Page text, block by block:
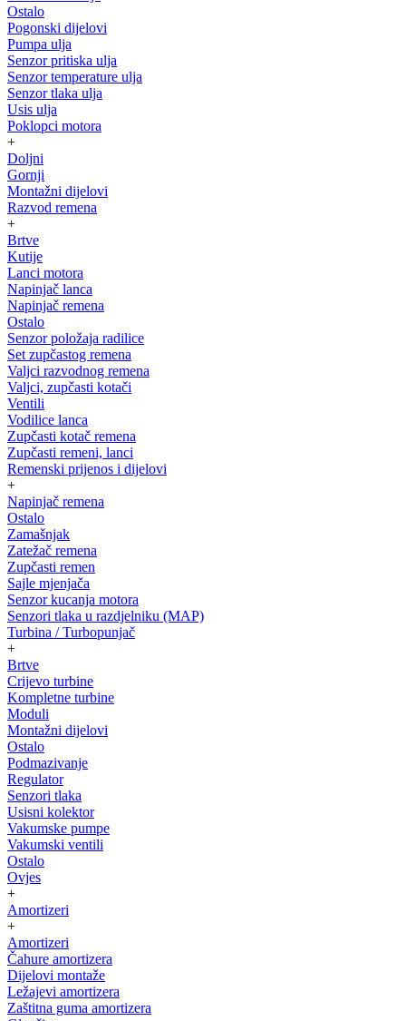
Ostalo
Pogonski dijelovi
Pumpa ulja
Senzor pritiska ulja
Senzor temperature ulja
Senzor tlaka ulja
Usis ulja
Poklopci motora
+
Doljni
Gornji
Montažni dijelovi
Razvod remena
+
Brtve
Kutije
Lanci motora
Napinjač lanca
Napinjač remena
Ostalo
Senzor položaja radilice
Set zupčastog remena
Valjci razvodnog remena
Valjci, zupčasti kotači
Ventili
Vodilice lanca
Zupčasti kotač remena
Zupčasti remeni, lanci
Remenski prijenos i dijelovi
+
Napinjač remena
Ostalo
Zamašnjak
Zatežač remena
Zupčasti remen
Sajle mjenjača
Senzor kucanja motora
Senzori tlaka u razdjelniku (MAP)
Turbina / Turbopunjač
+
Brtve
Crijevo turbine
Kompletne turbine
Moduli
Montažni dijelovi
Ostalo
Podmazivanje
Regulator
Senzori tlaka
Usisni kolektor
Vakumske pumpe
Vakumski ventili
Ostalo
Ovjes
+
Amortizeri
+
Amortizeri
Čahure amortizera
Dijelovi montaže
Ležajevi amortizera
Zaštitna guma amortizera